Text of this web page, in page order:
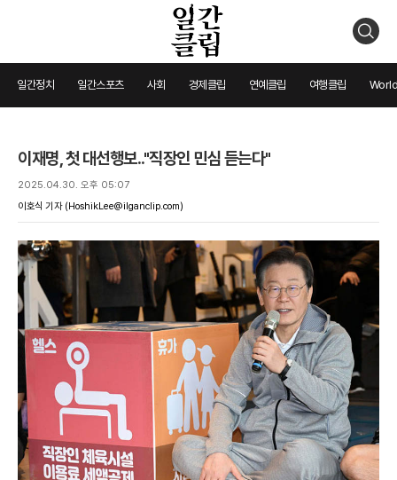
검
일간정치 일간스포츠 사회 경제클립 연예클립 여행클립
이재명, 첫 대선행보.."직장인 민심 듣는다"
2025.04.30. 오후 05:07
이호식 기자 (HoshikLee@ilganclip.com)